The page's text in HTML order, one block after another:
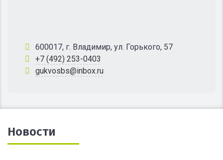
600017, г. Владимир, ул. Горького, 57
+7 (492) 253-0403
gukvosbs@inbox.ru
Новости